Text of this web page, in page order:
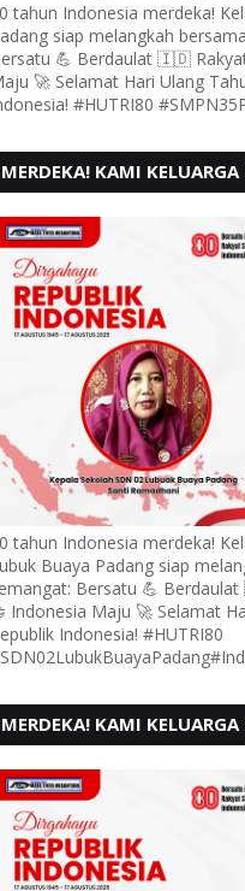
tahun Indonesia merdeka!
siap melangkah
💪 Berdaulat 🇮🇩
🚀 Selamat Hari Ulang
#HUTRI80
MERDEKA! KAMI
MENGUCAPKAN HUT RI KE -
tahun Indonesia merdeka!
Buaya Padang siap
Bersatu 💪
Indonesia Maju 🚀 Selamat
Indonesia! #HUTRI80
MERDEKA! KAMI